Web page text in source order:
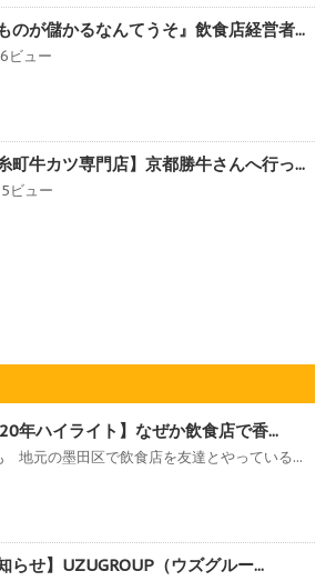
ものが儲かるなんてうそ』飲食店経営者...
ビュー
糸町牛カツ専門店】京都勝牛さんへ行っ...
ビュー
年ハイライト】なぜか飲食店で香...
地元の墨田区で飲食店を友達とやっている...
知らせ】UZUGROUP（ウズグルー...